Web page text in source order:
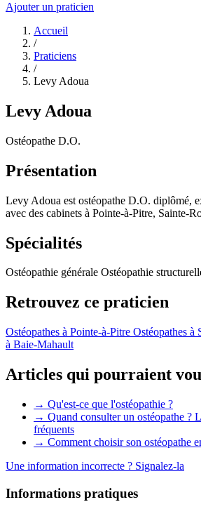
Ajouter un praticien
Accueil
/
Praticiens
/
Levy Adoua
Levy Adoua
Ostéopathe D.O.
Présentation
Levy Adoua est ostéopathe D.O. diplômé,
avec des cabinets à Pointe-à-Pitre, Sainte-
Spécialités
Ostéopathie générale Ostéopathie
Retrouvez ce praticien
Ostéopathes à Pointe-à-Pitre Ostéopathes à
à Baie-Mahault
Articles qui pourraient
→ Qu'est-ce que l'ostéopathie ?
→ Quand consulter un ostéopathe ?
fréquents
→ Comment choisir son ostéopathe
Une information incorrecte ? Signalez-la
Informations pratiques